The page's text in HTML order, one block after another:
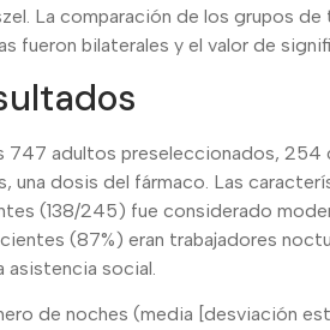
La comparación de los grupos
fueron bilaterales y el valor de
747 adultos preseleccionados, 254
una dosis del fármaco. Las
(138/245) fue considerado
(87%) eran trabajadores
asistencia social.
de noches (media [desviación